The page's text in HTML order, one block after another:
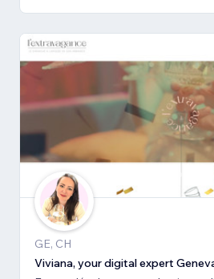
GE, CH
Viviana, your digital expert